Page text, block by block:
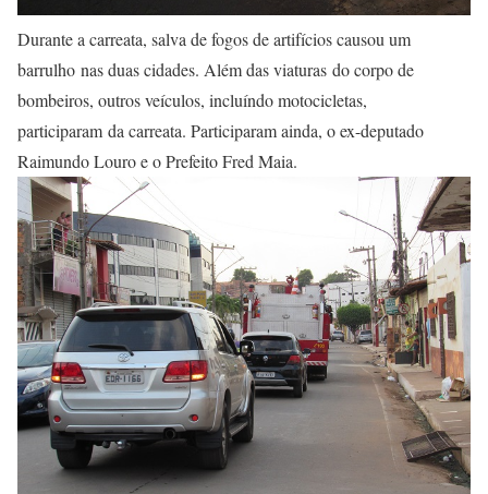
Durante a carreata, salva de fogos de artifícios causou um
barrulho nas duas cidades. Além das viaturas do corpo de
bombeiros, outros veículos, incluíndo motocicletas,
participaram da carreata. Participaram ainda, o ex-deputado
Raimundo Louro e o Prefeito Fred Maia.